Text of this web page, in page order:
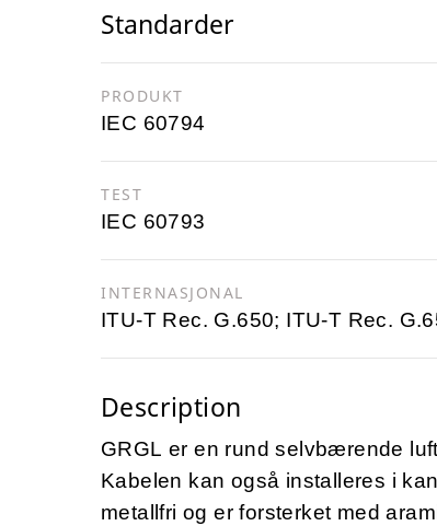
Standarder
PRODUKT
IEC 60794
TEST
IEC 60793
INTERNASJONAL
ITU-T Rec. G.650; ITU-T Rec.
Description
GRGL er en rund selvbærende
Kabelen kan også installeres i
metallfri og er forsterket med